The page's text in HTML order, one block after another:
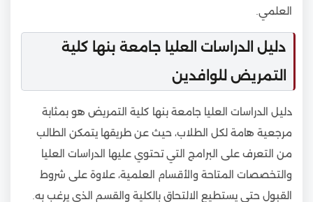
العلمي.
دليل الدراسات العليا جامعة بنها كلية
التمريض للوافدين
دليل الدراسات العليا جامعة بنها كلية التمريض هو بمثابة
مرجعية هامة لكل الطلاب، حيث عن طريقها يتمكن الطالب
من التعرف على البرامج التي تحتوي عليها الدراسات العليا
والتخصصات المتاحة والأقسام العلمية، علاوة على شروط
القبول حتى يستطيع الالتحاق بالكلية والقسم الذي يرغب به.